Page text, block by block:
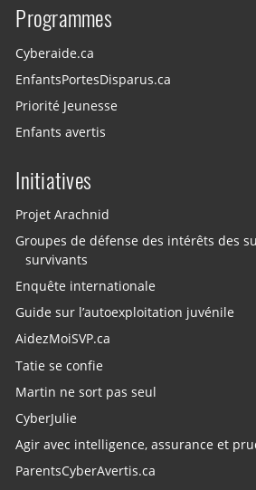
Programmes
Cyberaide.ca
EnfantsPortesDisparus.ca
Priorité Jeunesse
Enfants avertis
Initiatives
Projet Arachnid
Groupes de défense des intérêts des
survivants
Enquête internationale
Guide sur l’autoexploitation juvénile
AidezMoiSVP.ca
Tatie se confie
Martin ne sort pas seul
CyberJulie
Agir avec intelligence, assurance et
ParentsCyberAvertis.ca